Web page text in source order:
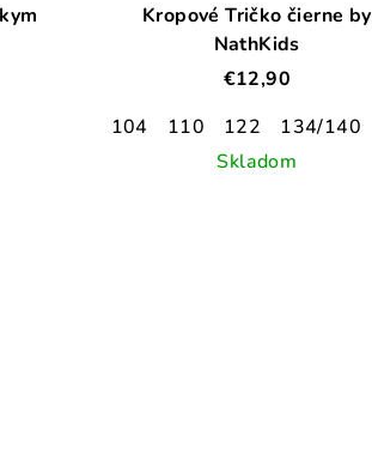
Kropové Tričko čierne by
NathKids
€12,90
104
110 122
134/140
Skladom